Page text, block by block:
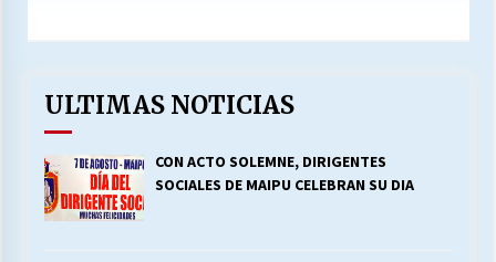
ULTIMAS NOTICIAS
CON ACTO SOLEMNE, DIRIGENTES
SOCIALES DE MAIPU CELEBRAN SU DIA